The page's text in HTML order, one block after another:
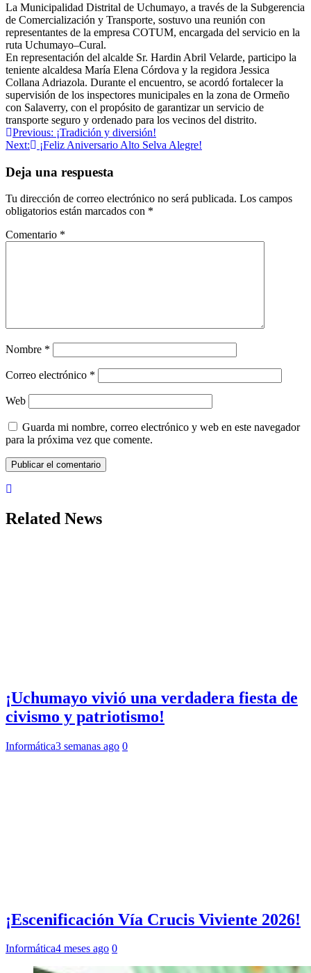
La Municipalidad Distrital de Uchumayo, a través de la Subgerencia
de Comercialización y Transporte, sostuvo una reunión con
representantes de la empresa COTUM, encargada del servicio en la
ruta Uchumayo–Cural.
En representación del alcalde Sr. Hardin Abril Velarde, participo la
teniente alcaldesa María Elena Córdova y la regidora Jessica
Collana Adriazola. Durante el encuentro, se acordó fortalecer la
supervisión de los inspectores municipales en la zona de Ormeño
con Salaverry, con el propósito de garantizar un servicio de
transporte seguro y ordenado para los vecinos del distrito.
Navegación
de
entradas
Previous: ¡Tradición y diversión!
Next:
¡Feliz Aniversario Alto Selva Alegre!
Deja una respuesta
Tu dirección de correo electrónico no será publicada. Los campos
obligatorios están marcados con *
Comentario *
Nombre *
Correo electrónico *
Web
Guarda mi nombre, correo electrónico y web en este navegador
para la próxima vez que comente.
Related News
¡Uchumayo vivió una verdadera fiesta de
civismo y patriotismo!
Informática3 semanas ago 0
¡Escenificación Vía Crucis Viviente 2026!
Informática4 meses ago 0